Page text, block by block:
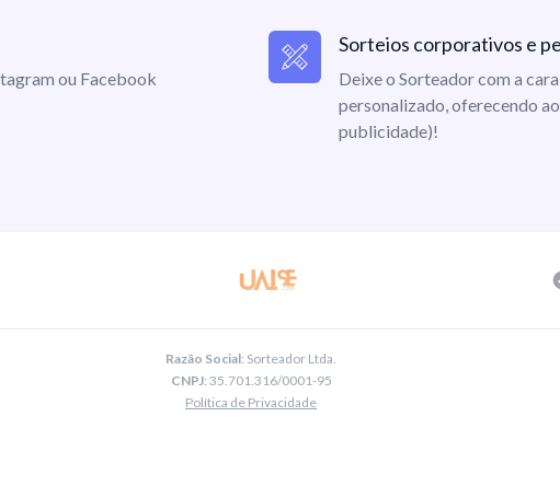
ou Facebook
Sorteios corporativos e
Deixe o Sorteador com a
personalizado, oferecendo
publicidade)!
Razão Social: Sorteador Ltda.
CNPJ: 35.701.316/0001-95
Política de Privacidade